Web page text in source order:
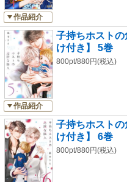
作品紹介
作品紹介
子持ちホスト
け付き】 5巻
800pt/880円(税込)
子持ちホスト
け付き】 6巻
800pt/880円(税込)